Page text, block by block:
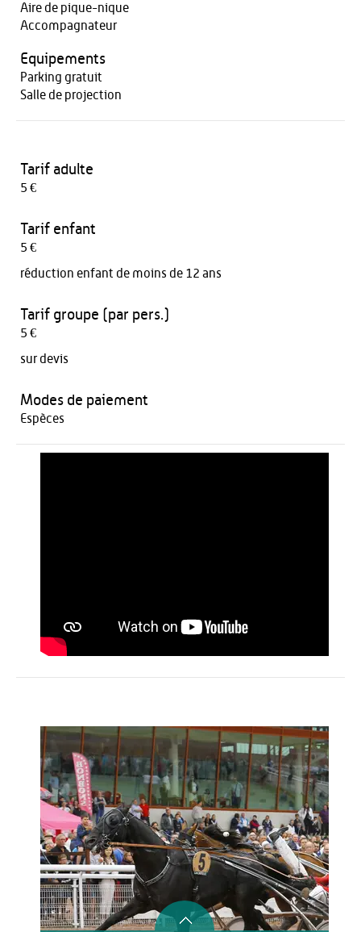
Aire de pique-nique
Accompagnateur
Equipements
Parking gratuit
Salle de projection
Tarif adulte
5 €
Tarif enfant
5 €
réduction enfant de moins de 12 ans
Tarif groupe (par pers.)
5 €
sur devis
Modes de paiement
Espèces